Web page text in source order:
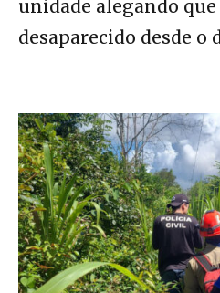
unidade alegando que
desaparecido desde o